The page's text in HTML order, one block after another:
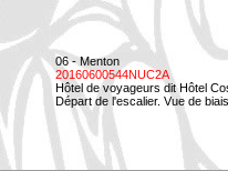
06 - Menton
20160600544NUC2A
Hôtel de voyageurs dit Hôtel
Départ de l'escalier. Vue de